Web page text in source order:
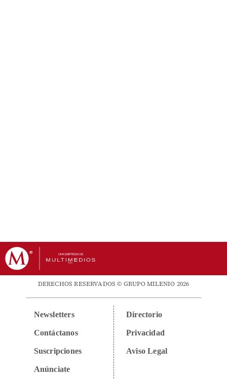
DERECHOS RESERVADOS © GRUPO MILENIO 2026
Newsletters
Contáctanos
Suscripciones
Anúnciate
Directorio
Privacidad
Aviso Legal